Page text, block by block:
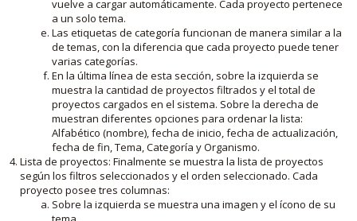
vuelve a cargar automáticamente. Cada proyecto pertenece
a un solo tema.
Las etiquetas de categoría funcionan de manera similar a la
de temas, con la diferencia que cada proyecto puede tener
varias categorías.
En la última línea de esta sección, sobre la izquierda se
muestra la cantidad de proyectos filtrados y el total de
proyectos cargados en el sistema. Sobre la derecha de
muestran diferentes opciones para ordenar la lista:
Alfabético (nombre), fecha de inicio, fecha de actualización,
fecha de fin, Tema, Categoría y Organismo.
Lista de proyectos: Finalmente se muestra la lista de proyectos
según los filtros seleccionados y el orden seleccionado. Cada
proyecto posee tres columnas:
Sobre la izquierda se muestra una imagen y el ícono de su